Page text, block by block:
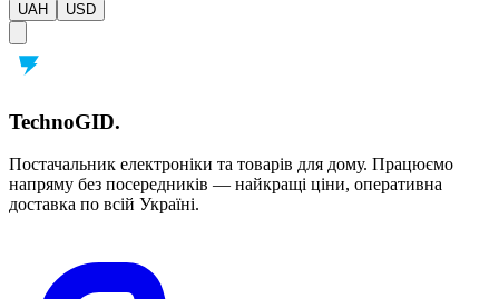
UAH USD
TechnoGID.
Постачальник електроніки та товарів для дому. Працюємо
напряму без посередників — найкращі ціни, оперативна
доставка по всій Україні.